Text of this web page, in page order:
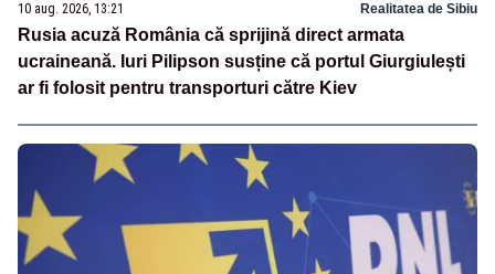
10 aug. 2026, 13:21 Realitatea de Sibiu
Rusia acuză România că sprijină direct armata
ucraineană. Iuri Pilipson susține că portul Giurgiulești
ar fi folosit pentru transporturi către Kiev